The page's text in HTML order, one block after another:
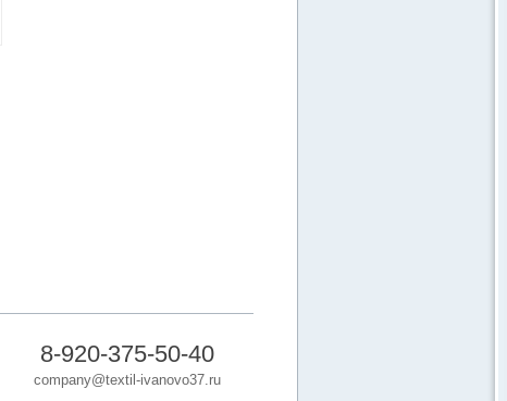
8-920-375-50-40
company@textil-ivanovo37.ru